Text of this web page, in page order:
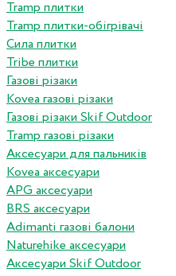
Tramp плитки
Tramp плитки-обігрівачі
Сила плитки
Tribe плитки
Газові різаки
Kovea газові різаки
Газові різаки Skif Outdoor
Tramp газові різаки
Аксесуари для пальників
Kovea аксесуари
APG аксесуари
BRS аксесуари
Adimanti газові балони
Naturehike аксесуари
Аксесуари Skif Outdoor